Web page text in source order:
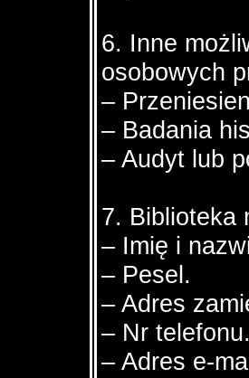
6. Inne
osobowych
–
– Badania
– Audyt lub
7. Biblioteka
– Imię i
– Pesel.
– Adres
– Nr
– Adres e-